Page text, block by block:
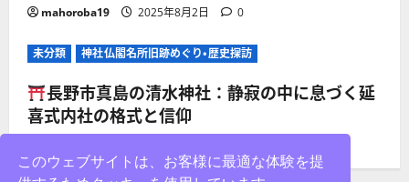
mahoroba19 2025年8月2日 0
未分類 神社仏閣名所旧跡めぐり・歴史探訪
長野市真島の清水神社：静寂の中に息づく延
喜式内社の格式と信仰
このウェブサイトは、お客様に最適な体験を提